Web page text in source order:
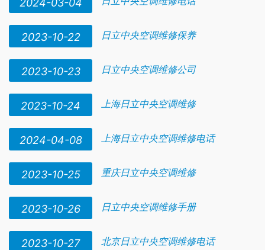
2024-03-04
2023-10-22 日立中央空调维修保养
2023-10-23 日立中央空调维修公司
2023-10-24 上海日立中央空调维修
2024-04-08 上海日立中央空调维修电话
2023-10-25 重庆日立中央空调维修
2023-10-26 日立中央空调维修手册
2023-10-27 北京日立中央空调维修电话